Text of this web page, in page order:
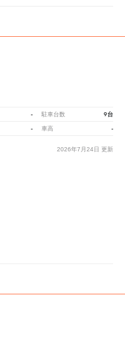
- 駐車台数 9台
- 車高 -
2026年7月24日 更新